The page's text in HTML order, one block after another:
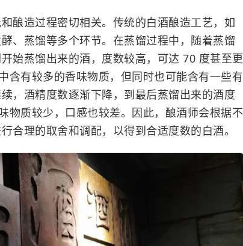
酿造过程密切相关。传统的白酒酿造工艺，如
、蒸馏等多个环节。在蒸馏过程中，随着蒸馏
始蒸馏出来的酒，度数较高，可达 70 度甚至更
含有较多的香味物质，但同时也可能含有一些有
，酒精度数逐渐下降，到最后蒸馏出来的酒度
物质较少，口感也较差。因此，酿酒师会根据不
合理的取舍和调配，以得到合适度数的白酒。